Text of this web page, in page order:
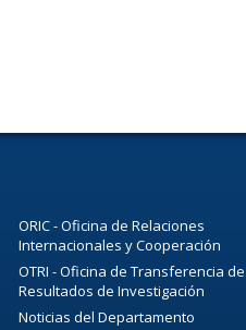
ORIC - Oficina de Relaciones
Internacionales y Cooperación
OTRI - Oficina de Transferencia de
Resultados de Investigación
Noticias del Departamento